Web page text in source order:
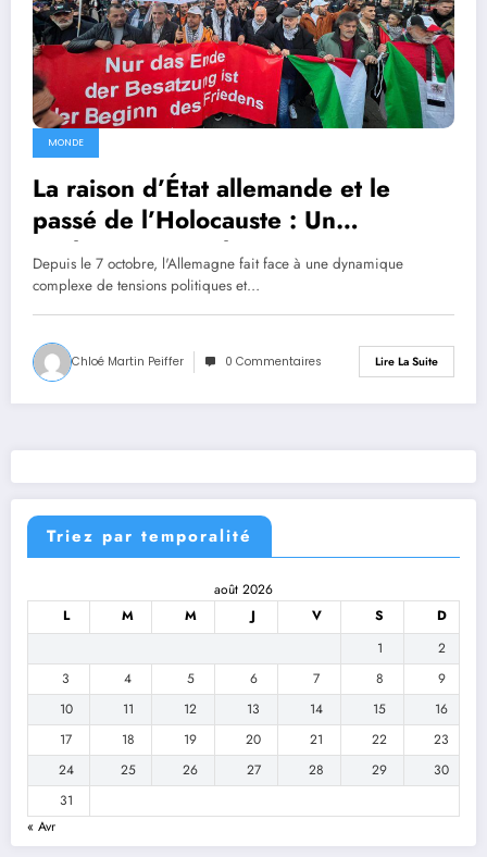
MONDE
La raison d’État allemande et le
passé de l’Holocauste : Un
enchevêtrement historique
Depuis le 7 octobre, l'Allemagne fait face à une dynamique
complexe de tensions politiques et…
Chloé Martin Peiffer 0 Commentaires Lire La Suite
Triez par temporalité
août 2026
L
M M J V S
D
1
2
3
4 5 6 7 8
9
10
11 12 13 14 15
16
17
18 19 20 21 22
23
24
25 26 27 28 29
30
31
« Avr